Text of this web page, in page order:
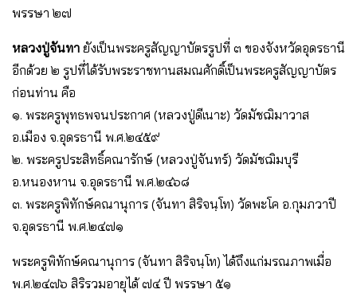
พรรษา ๒๗
หลวงปู่จันทา ยังเป็นพระครูสัญญาบัตรรูปที่ ๓ ของจังหวัดอุดรธานี
อีกด้วย ๒ รูปที่ได้รับพระราชทานสมณศักดิ์เป็นพระครูสัญญาบัตร
ก่อนท่าน คือ
๑. พระครูพุทธพจนประกาศ (หลวงปู่ดีเนาะ) วัดมัชฌิมาวาส
อ.เมือง จ.อุดรธานี พ.ศ.๒๔๕๙
๒. พระครูประสิทธิ์คณารักษ์ (หลวงปู่จันทร์) วัดมัชฌิมบุรี
อ.หนองหาน จ.อุดรธานี พ.ศ.๒๔๖๘
๓. พระครูพิทักษ์คณานุการ (จันทา สิริจนฺโท) วัดพะโค อ.กุมภวาปี
จ.อุดรธานี พ.ศ.๒๔๗๑
พระครูพิทักษ์คณานุการ (จันทา สิริจนฺโท) ได้ถึงแก่มรณภาพเมื่อ
พ.ศ.๒๔๗๖ สิริรวมอายุได้ ๗๔ ปี พรรษา ๕๑